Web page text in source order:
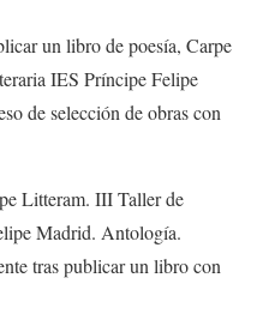
un libro de poesía, Carpe
IES Príncipe Felipe
de selección de obras con
Litteram. III Taller de
Madrid. Antología.
tras publicar un libro con